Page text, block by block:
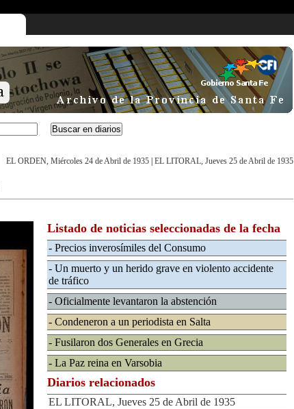
EL ORDEN, Miércoles 24 de Abril de 1935 EL LITORAL, Jueves 25 de Abril de 1935
Listado de noticias seleccionadas de la fecha
- Precios inverosímiles del Consumo
- Un muerto y un herido grave en violento accidente
de tráfico
- Oficialmente levantaron la abstención
- Condeneron a un periodista en Salta
- Fusilaron dos Generales en Grecia
- La Paz reina en Varsobia
Diarios relacionados
EL LITORAL, Jueves 25 de Abril de 1935